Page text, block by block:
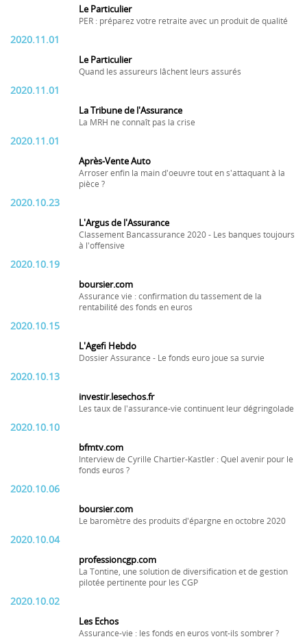
Le Particulier
PER : préparez votre retraite avec un produit de qualité
2020.11.01
Le Particulier
Quand les assureurs lâchent leurs assurés
2020.11.01
La Tribune de l'Assurance
La MRH ne connaît pas la crise
2020.11.01
Après-Vente Auto
Arroser enfin la main d'oeuvre tout en s'attaquant à la
pièce ?
2020.10.23
L'Argus de l'Assurance
Classement Bancassurance 2020 - Les banques toujours
à l'offensive
2020.10.19
boursier.com
Assurance vie : confirmation du tassement de la
rentabilité des fonds en euros
2020.10.15
L'Agefi Hebdo
Dossier Assurance - Le fonds euro joue sa survie
2020.10.13
investir.lesechos.fr
Les taux de l'assurance-vie continuent leur dégringolade
2020.10.10
bfmtv.com
Interview de Cyrille Chartier-Kastler : Quel avenir pour le
fonds euros ?
2020.10.06
boursier.com
Le baromètre des produits d'épargne en octobre 2020
2020.10.04
professioncgp.com
La Tontine, une solution de diversification et de gestion
pilotée pertinente pour les CGP
2020.10.02
Les Echos
Assurance-vie : les fonds en euros vont-ils sombrer ?